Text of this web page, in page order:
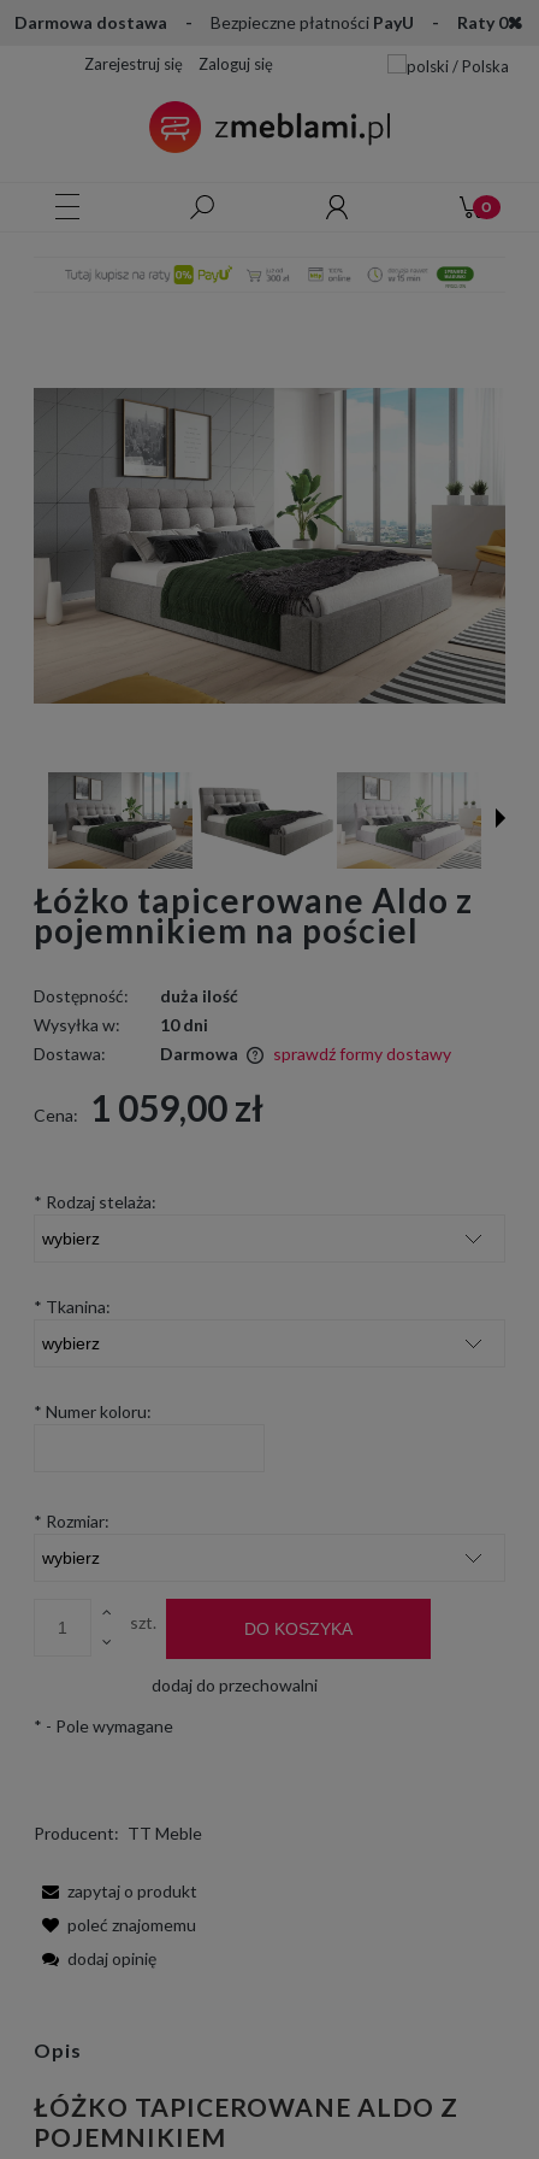
Darmowa dostawa - Bezpieczne płatności PayU - Raty 0%
Zarejestruj się Zaloguj się
Łóżko tapicerowane Aldo z
pojemnikiem na pościel
Dostępność:
duża ilość
Wysyłka w:
10 dni
Dostawa:
Darmowa sprawdź formy dostawy
Cena: 1 059,00 zł
* Rodzaj stelaża:
* Tkanina:
* Numer koloru:
* Rozmiar:
szt. DO KOSZYKA
dodaj do przechowalni
* - Pole wymagane
Producent: TT Meble
zapytaj o produkt
poleć znajomemu
dodaj opinię
Opis
ŁÓŻKO TAPICEROWANE ALDO Z
POJEMNIKIEM